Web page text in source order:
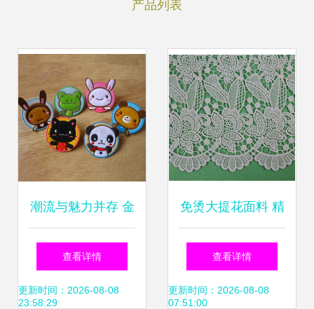
产品列表
潮流与魅力并存 金
华市可可电脑绣花
厂星级面料绘就哈
查看详情
更新时间：2026-08-08
23:58:29
免烫大提花面料 精
致工艺与现代功能
的完美结合
查看详情
更新时间：2026-08-08
07:51:00